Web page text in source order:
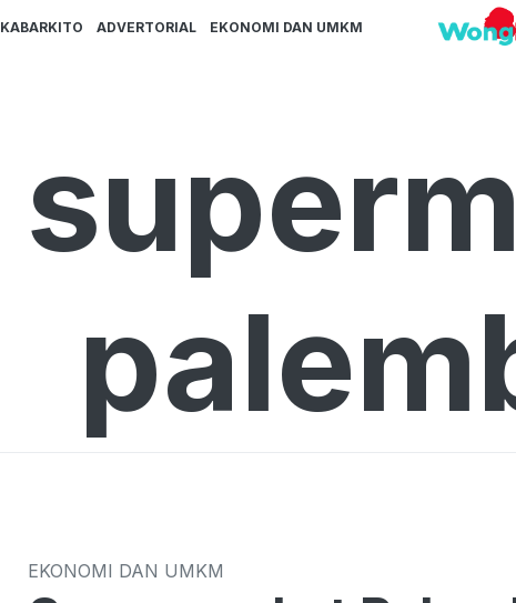
KABARKITO ADVERTORIAL EKONOMI DAN UMKM
EKONOMI DAN UMKM